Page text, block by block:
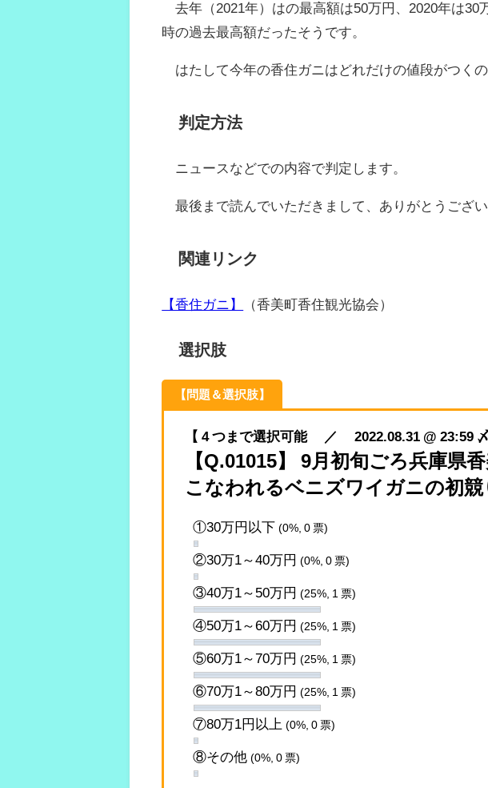
去年（2021年）はの最高額は50万円、2020年は30
時の過去最高額だったそうです。
はたして今年の香住ガニはどれだけの値段がつくの
判定方法
ニュースなどでの内容で判定します。
最後まで読んでいただきまして、ありがとうござい
関連リンク
【香住ガニ】 （香美町香住観光協会）
選択肢
【問題＆選択肢】
【 4 つまで選択可能 ／ 2022.08.31 @ 23:59 〆
【Q.01015】 9月初旬ごろ兵庫県
こなわれるベニズワイガニの初競
①30万円以下 (0%, 0 票)
②30万1～40万円 (0%, 0 票)
③40万1～50万円 (25%, 1 票)
④50万1～60万円 (25%, 1 票)
⑤60万1～70万円 (25%, 1 票)
⑥70万1～80万円 (25%, 1 票)
⑦80万1円以上 (0%, 0 票)
⑧その他 (0%, 0 票)